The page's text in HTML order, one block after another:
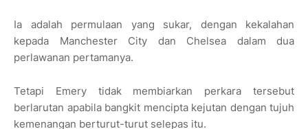
Ia adalah permulaan yang sukar, dengan kekalahan
kepada Manchester City dan Chelsea dalam dua
perlawanan pertamanya.
Tetapi Emery tidak membiarkan perkara tersebut
berlarutan apabila bangkit mencipta kejutan dengan tujuh
kemenangan berturut-turut selepas itu.